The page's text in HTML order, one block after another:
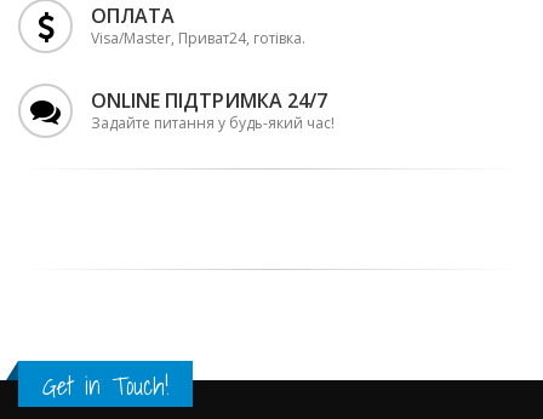
ОПЛАТА
Visa/Master, Приват24, готівка.
ONLINE ПІДТРИМКА 24/7
Задайте питання у будь-який час!
Get in Touch!